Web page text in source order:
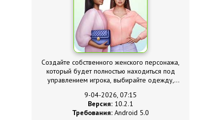
Создайте собственного женского персонажа,
который будет полностью находиться под
управлением игрока, выбирайте одежду,
9-04-2026, 07:15
Версия: 10.2.1
Требования: Android 5.0